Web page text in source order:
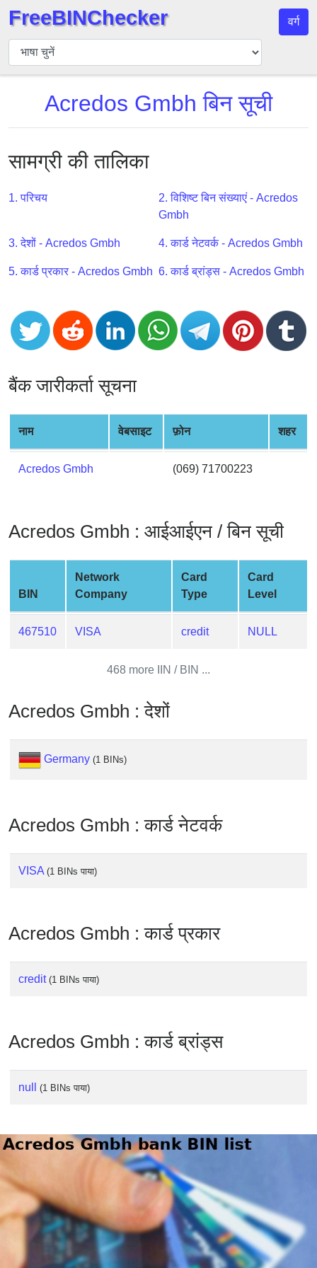
बिन
चेकर
बिन
बिन
BIN
BIN
Checker
v2
CC
Generator
from
Banks
Credit
Card
Validator
Credit
Random
Credit
Card
Generator
Generate
Credit
Card
Card
Checker
Service
IP
IP
BIN
Checker
FreeBINChecker वर्ग
Acredos Gmbh बिन सूची
सामग्री की तालिका
1. परिचय
2. विशिष्ट बिन संख्याएं - Acredos
Gmbh
3. देशों - Acredos Gmbh 4. कार्ड नेटवर्क - Acredos Gmbh
5. कार्ड प्रकार - Acredos Gmbh 6. कार्ड ब्रांड्स - Acredos Gmbh
बैंक जारीकर्ता सूचना
नाम वेबसाइट फ़ोन शहर
Acredos Gmbh (069) 71700223
Acredos Gmbh : आईआईएन / बिन सूची
BIN
Network
Company
Card
Type
Card
Level
467510 VISA credit NULL
468 more IIN / BIN ...
Acredos Gmbh : देशों
Germany (1 BINs)
Acredos Gmbh : कार्ड नेटवर्क
VISA (1 BINs पाया)
Acredos Gmbh : कार्ड प्रकार
credit (1 BINs पाया)
Acredos Gmbh : कार्ड ब्रांड्स
null (1 BINs पाया)